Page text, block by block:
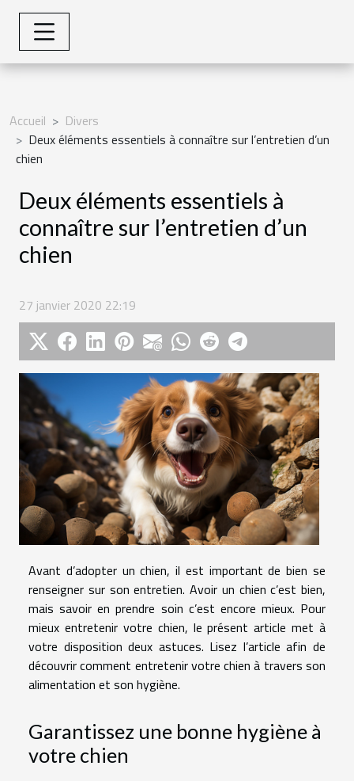
Accueil
Divers
Deux éléments essentiels à connaître sur l’entretien d’un
chien
Deux éléments essentiels à
connaître sur l’entretien d’un
chien
27 janvier 2020 22:19
Avant d’adopter un chien, il est important de bien se
renseigner sur son entretien. Avoir un chien c’est bien,
mais savoir en prendre soin c’est encore mieux. Pour
mieux entretenir votre chien, le présent article met à
votre disposition deux astuces. Lisez l’article afin de
découvrir comment entretenir votre chien à travers son
alimentation et son hygiène.
Garantissez une bonne hygiène à
votre chien